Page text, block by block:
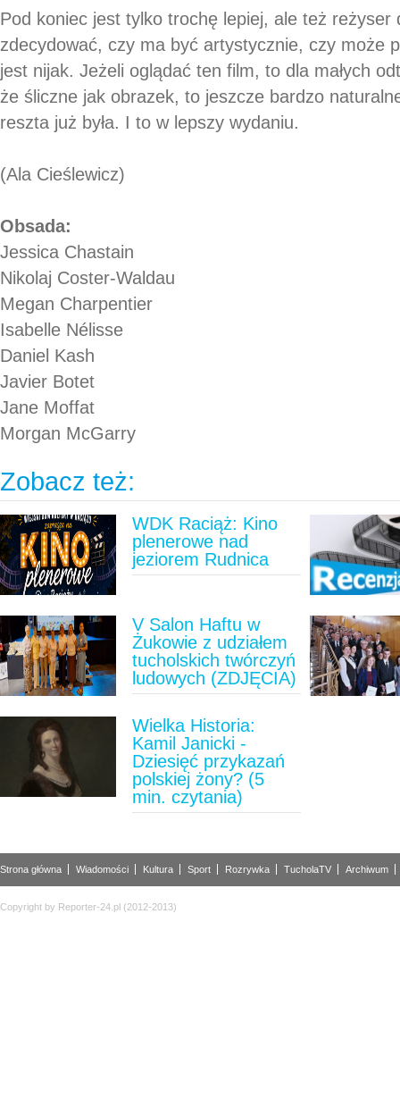
Pod koniec jest tylko trochę lepiej, ale też reżyser
zdecydować, czy ma być artystycznie, czy może
jest nijak. Jeżeli oglądać ten film, to dla małych
że śliczne jak obrazek, to jeszcze bardzo
reszta już była. I to w lepszy wydaniu.
(Ala Cieślewicz)
Obsada:
Jessica Chastain
Nikolaj Coster-Waldau
Megan Charpentier
Isabelle Nélisse
Daniel Kash
Javier Botet
Jane Moffat
Morgan McGarry
Zobacz też:
WDK Raciąż: Kino
plenerowe nad
jeziorem Rudnica
V Salon Haftu w
Żukowie z udziałem
tucholskich twórczyń
ludowych (ZDJĘCIA)
Wielka Historia:
Kamil Janicki -
Dziesięć przykazań
polskiej żony? (5
min. czytania)
Strona główna Wiadomości Kultura Sport Rozrywka TucholaTV Archiwum
Copyright by Reporter-24.pl (2012-2013)